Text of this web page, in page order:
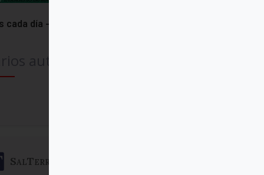
cada día - 4
SalTerrae